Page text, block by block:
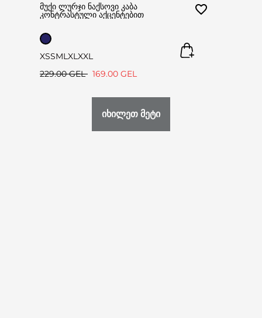
მუქი ლურჯი ნაქსოვი კაბა
კონტრასტული აქცენტებით
XSSML XL XXL
229.00 GEL 169.00 GEL
იხილეთ მეტი